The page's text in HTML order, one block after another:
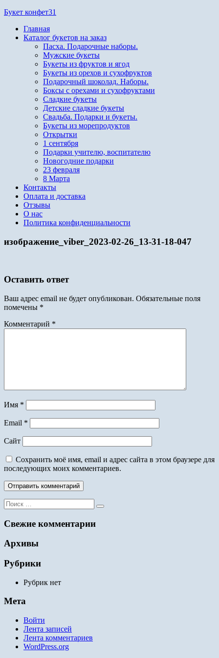
Перейти
содержимому
Букет конфет31
Главная
Каталог букетов на заказ
Пасха. Подарочные наборы.
Мужские букеты
Букеты из фруктов и ягод
Букеты из орехов и сухофруктов
Подарочный шоколад. Наборы.
Боксы с орехами и сухофруктами
Сладкие букеты
Детские сладкие букеты
Свадьба. Подарки и букеты.
Букеты из морепродуктов
Открытки
1 сентября
Подарки учителю, воспитателю
Новогодние подарки
23 февраля
8 Марта
Контакты
Оплата и доставка
Отзывы
О нас
Политика конфиденциальности
изображение_viber_2023-02-26_13-31-18-047
Оставить ответ
Ваш адрес email не будет опубликован. Обязательные поля
помечены *
Комментарий *
Имя *
Email *
Сайт
Сохранить моё имя, email и адрес сайта в этом браузере для
последующих моих комментариев.
Поиск
для:
Свежие комментарии
Архивы
Рубрики
Рубрик нет
Мета
Войти
Лента записей
Лента комментариев
WordPress.org